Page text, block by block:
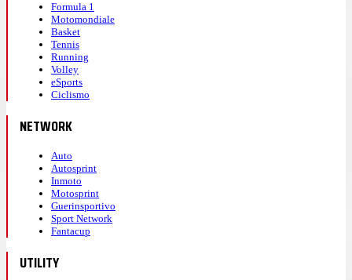
Formula 1
Motomondiale
Basket
Tennis
Running
Volley
eSports
Ciclismo
NETWORK
Auto
Autosprint
Inmoto
Motosprint
Guerinsportivo
Sport Network
Fantacup
UTILITY